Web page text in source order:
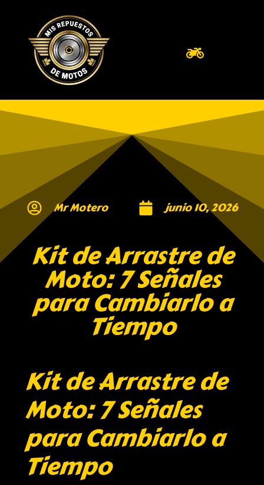
Mr Motero junio 10, 2026
Kit de Arrastre de
Moto: 7 Señales
para Cambiarlo a
Tiempo
Kit de Arrastre de
Moto: 7 Señales
para Cambiarlo a
Tiempo